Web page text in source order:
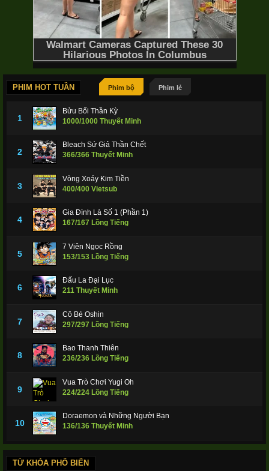
PHIM HOT TUẦN Phim bộ Phim lẻ
1
Bửu Bối Thần Kỳ
1000/1000 Thuyết Minh
2
Bleach Sứ Giả Thần Chết
366/366 Thuyết Minh
3
Vòng Xoáy Kim Tiền
400/400 Vietsub
4
Gia Đình Là Số 1 (Phần 1)
167/167 Lồng Tiếng
5
7 Viên Ngọc Rồng
153/153 Lồng Tiếng
6
Đấu La Đại Lục
211 Thuyết Minh
7
Cô Bé Oshin
297/297 Lồng Tiếng
8
Bao Thanh Thiên
236/236 Lồng Tiếng
9
Vua Trò Chơi Yugi Oh
224/224 Lồng Tiếng
10
Doraemon và Những Người Bạn
136/136 Thuyết Minh
TỪ KHÓA PHỔ BIẾN